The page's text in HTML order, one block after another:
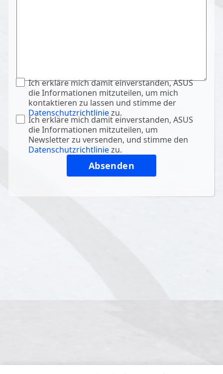
Ich erkläre mich damit einverstanden, ASUS
die Informationen mitzuteilen, um mich
kontaktieren zu lassen und stimme der
Datenschutzrichtliniezu.
Ich erkläre mich damit einverstanden, ASUS
die Informationen mitzuteilen, um
Newsletter zu versenden, und stimme den
Datenschutzrichtliniezu.